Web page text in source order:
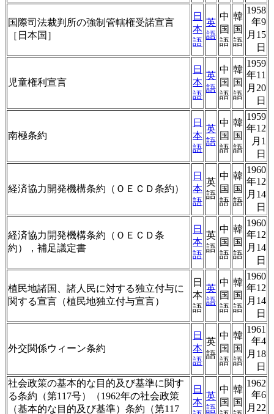
国際司法裁判所の強制管轄権受諾宣言
［日本国］
日
本
語
英
語
中
国
語
韓
国
語
1958
年9
月15
日
児童権利宣言
日
本
語
英
語
中
国
語
韓
国
語
1959
年11
月20
日
南極条約
日
本
語
英
語
中
国
語
韓
国
語
1959
年12
月1
日
経済協力開発機構条約（ＯＥＣＤ条約）
日
本
語
英
語
中
国
語
韓
国
語
1960
年12
月14
日
経済協力開発機構条約（ＯＥＣＤ条
約），補足議定書
日
本
語
英
語
中
国
語
韓
国
語
1960
年12
月14
日
植民地諸国、諸人民に対する独立付与に
関する宣言（植民地独立付与宣言）
日
本
語
英
語
中
国
語
韓
国
語
1960
年12
月14
日
外交関係ウィーン条約
日
本
語
英
語
中
国
語
韓
国
語
1961
年4
月18
日
社会政策の基本的な目的及び基準に関す
る条約（第117号）（1962年の社会政策
（基本的な目的及び基準）条約（第117
日
本
英
語
中
国
韓
国
1962
年6
月22